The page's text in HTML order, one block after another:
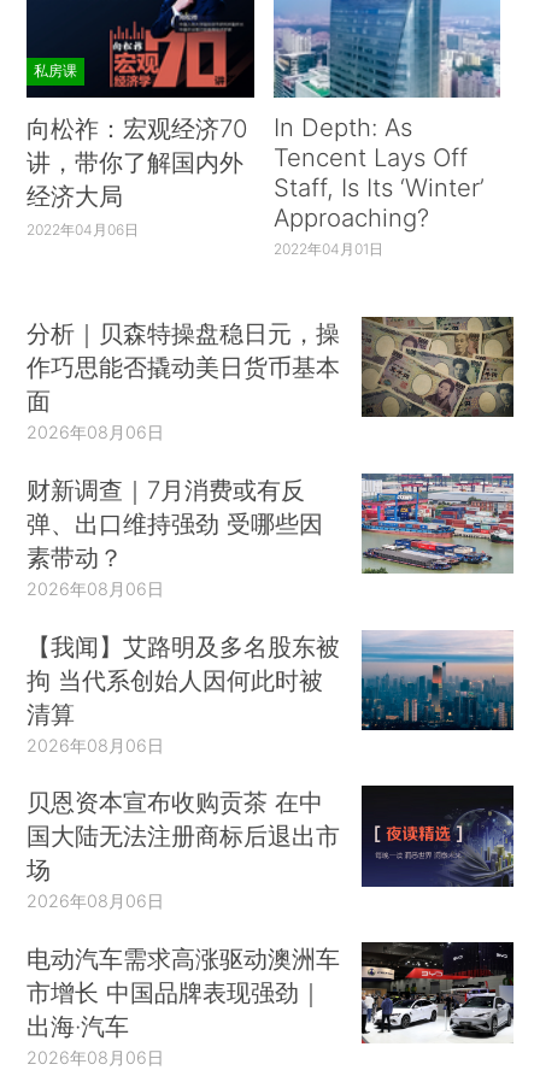
私房课
向松祚：宏观经济70
讲，带你了解国内外
经济大局
2022年04月06日
In Depth: As
Tencent Lays Off
Staff, Is Its ‘Winter’
Approaching?
2022年04月01日
分析｜贝森特操盘稳日元，操
作巧思能否撬动美日货币基本
面
2026年08月06日
财新调查｜7月消费或有反
弹、出口维持强劲 受哪些因
素带动？
2026年08月06日
【我闻】艾路明及多名股东被
拘 当代系创始人因何此时被
清算
2026年08月06日
贝恩资本宣布收购贡茶 在中
国大陆无法注册商标后退出市
场
2026年08月06日
电动汽车需求高涨驱动澳洲车
市增长 中国品牌表现强劲｜
出海·汽车
2026年08月06日